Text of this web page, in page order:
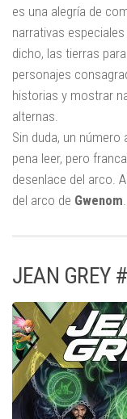
es una alegría de
narrativas
dicho, las tierras
personajes
historias y mostrar
alternas.
Sin duda, un número
pena leer, pero
desenlace del arco.
del arco de Gwenom
JEAN GREY